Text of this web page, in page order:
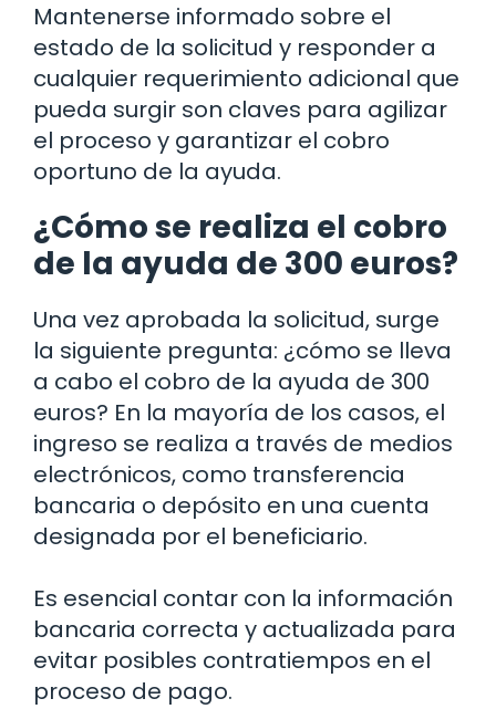
Mantenerse informado sobre el
estado de la solicitud y responder a
cualquier requerimiento adicional que
pueda surgir son claves para agilizar
el proceso y garantizar el cobro
oportuno de la ayuda.
¿Cómo se realiza el cobro
de la ayuda de 300 euros?
Una vez aprobada la solicitud, surge
la siguiente pregunta: ¿cómo se lleva
a cabo el cobro de la ayuda de 300
euros? En la mayoría de los casos, el
ingreso se realiza a través de medios
electrónicos, como transferencia
bancaria o depósito en una cuenta
designada por el beneficiario.
Es esencial contar con la información
bancaria correcta y actualizada para
evitar posibles contratiempos en el
proceso de pago.